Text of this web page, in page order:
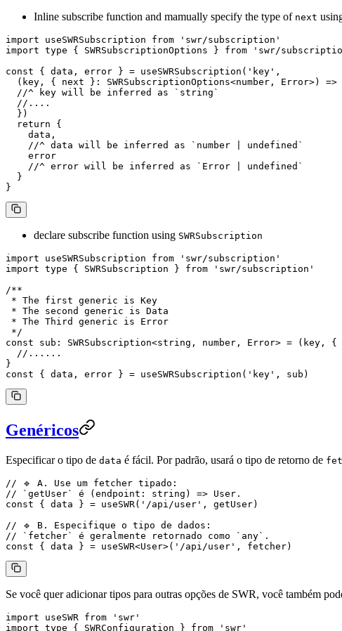
Inline subscribe function and mamually specify the type of next
import useSWRSubscription from 'swr/subscription'
import type { SWRSubscriptionOptions } from 'swr/
const { data , error } = useSWRSubscription ( 'key' ,
  (
key , { next } : SWRSubscriptionOptions<number , Error>) =>
  //^ key will be inferred as `string`
  //....
  })
  return
{
    data,
    //^ data will be inferred as `number | undefined`
    error
    //^ error will be inferred as `Error | undefined`
  }
}
declare subscribe function using SWRSubscription
import useSWRSubscription from 'swr/subscription'
import type { SWRSubscription } from 'swr/subscription'
/**
* The first generic is Key
* The second generic is Data
* The Third generic is Error
*/
const sub : SWRSubscription<string , number , Error> = ( key , {
  //......
}
const { data , error } = useSWRSubscription ( 'key' , sub)
Genéricos
Especificar o tipo de data é fácil. Por padrão, usará o tipo de retorno de
// 🔹 A. Use um fetcher tipado:
// `getUser` é (endpoint: string) => User.
const { data } = useSWR( '/api/user' , getUser)
// 🔹 B. Especifique o tipo de dados:
// `fetcher` é geralmente retornado como `any`.
const { data } = useSWR<User>( '/api/user' , fetcher)
Se você quer adicionar tipos para outras opções de SWR, você também
import useSWR from 'swr'
import type { SWRConfiguration } from 'swr'